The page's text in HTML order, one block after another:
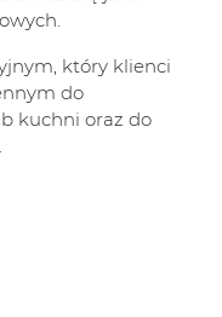
który klienci
do
kuchni oraz do